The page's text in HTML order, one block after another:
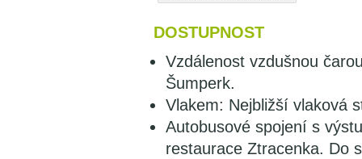
DOSTUPNOST
Vzdálenost vzdušnou
Šumperk.
Vlakem: Nejbližší vlaková
Autobusové spojení s
restaurace Ztracenka. Do